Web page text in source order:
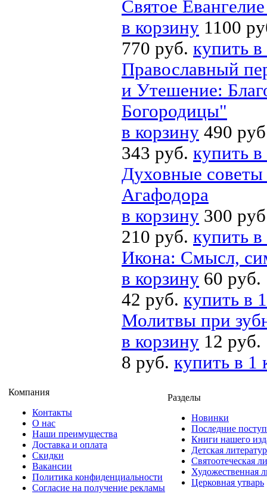
Святое
в корзину 1100
770 руб. купить
Православный
и Утешение:
Богородицы"
в корзину 490
343 руб. купить
Духовные советы
Агафодора
в корзину 300
210 руб. купить
Икона: Смысл,
в корзину 60 руб.
42 руб. купить в
Молитвы при
в корзину 12 руб.
8 руб. купить в 1
Компания
Контакты
О нас
Наши преимущества
Доставка и оплата
Скидки
Вакансии
Политика конфиденциальности
Согласие на получение рекламы
Разделы
Новинки
Последние
Книги нашего
Детская
Святоотеческая
Художественная
Церковная утварь